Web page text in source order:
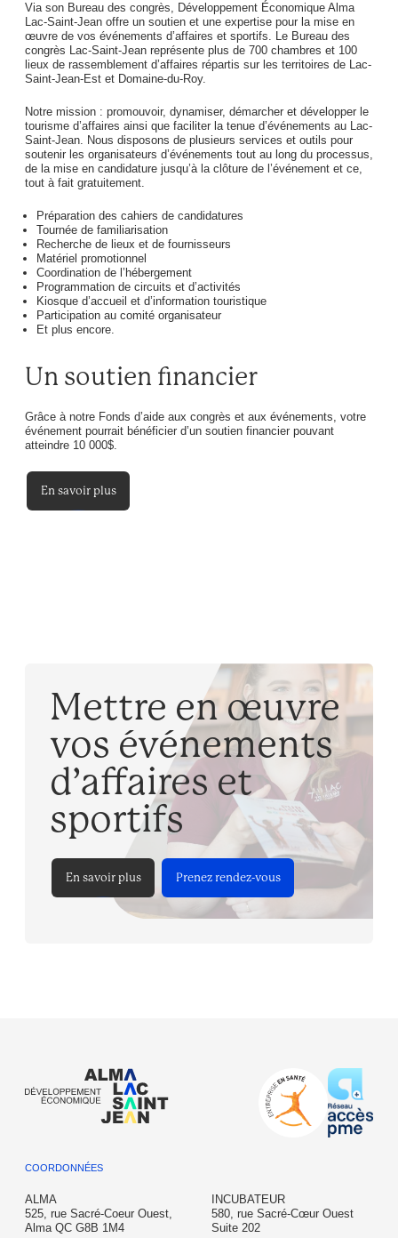
Via son Bureau des congrès, Développement Économique Alma
Lac-Saint-Jean offre un soutien et une expertise pour la mise en
œuvre de vos événements d’affaires et sportifs. Le Bureau des
congrès Lac-Saint-Jean représente plus de 700 chambres et 100
lieux de rassemblement d’affaires répartis sur les territoires de Lac-
Saint-Jean-Est et Domaine-du-Roy.
Notre mission : promouvoir, dynamiser, démarcher et développer le
tourisme d’affaires ainsi que faciliter la tenue d’événements au Lac-
Saint-Jean. Nous disposons de plusieurs services et outils pour
soutenir les organisateurs d’événements tout au long du processus,
de la mise en candidature jusqu’à la clôture de l’événement et ce,
tout à fait gratuitement.
Préparation des cahiers de candidatures
Tournée de familiarisation
Recherche de lieux et de fournisseurs
Matériel promotionnel
Coordination de l’hébergement
Programmation de circuits et d’activités
Kiosque d’accueil et d’information touristique
Participation au comité organisateur
Et plus encore.
Un soutien financier
Grâce à notre Fonds d’aide aux congrès et aux événements, votre
événement pourrait bénéficier d’un soutien financier pouvant
atteindre 10 000$.
En savoir plus
Mettre en œuvre
vos événements
d’affaires et
sportifs
En savoir plus Prenez rendez-vous
COORDONNÉES
ALMA
525, rue Sacré-Coeur Ouest,
Alma QC G8B 1M4
INCUBATEUR
580, rue Sacré-Cœur Ouest
Suite 202